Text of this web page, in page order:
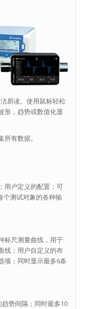
易读。使用鼠标轻松
形，趋势或数值化显
有数据。
用户定义的配置；可
个测试对象的各种输
标尺测量曲线，用于
线；用户自定义的布
项；同时显示最多6条
势间隔；同时最多10